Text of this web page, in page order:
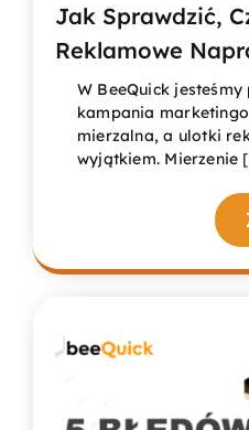
Jak Sprawdzić,
Reklamowe
W BeeQuick
kampania
mierzalna, a ulotki
wyjątkiem. Mierzenie